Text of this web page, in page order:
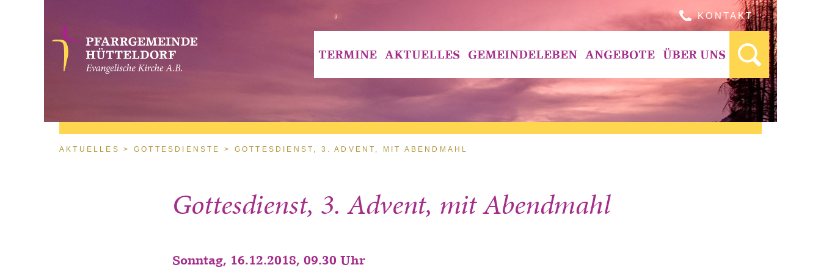
KONTAKT
TERMINE AKTUELLES GEMEINDELEBEN ANGEBOTE ÜBER UNS
Sie sind hier
AKTUELLES GOTTESDIENSTE GOTTESDIENST, 3. ADVENT, MIT ABENDMAHL
Gottesdienst, 3. Advent, mit Abendmahl
Sonntag, 16.12.2018, 09.30 Uhr